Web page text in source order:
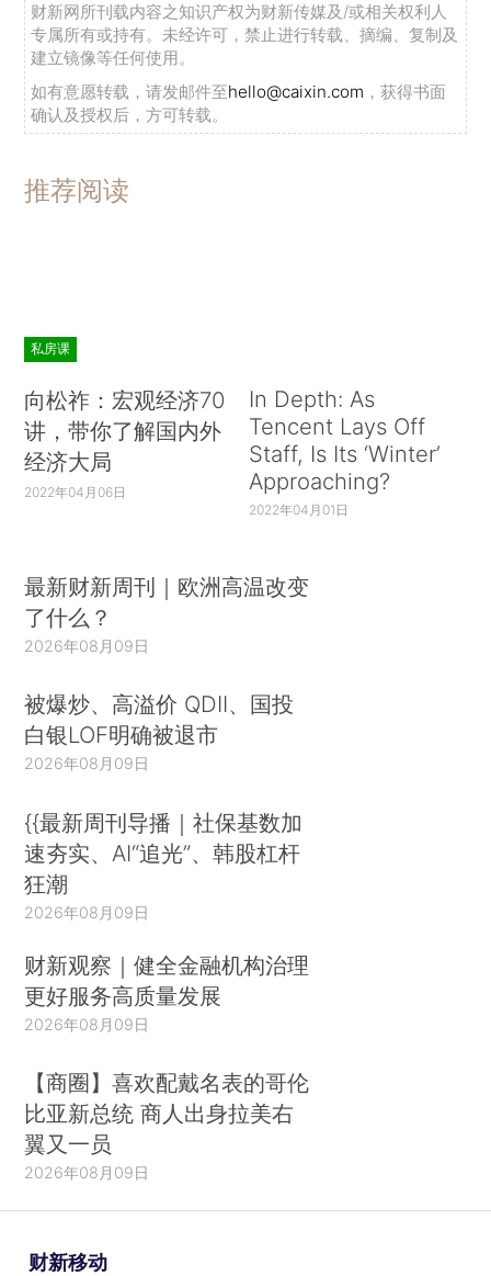
财新网所刊载内容之知识产权为财新传媒及/或相关权利人
专属所有或持有。未经许可，禁止进行转载、摘编、复制及
建立镜像等任何使用。
如有意愿转载，请发邮件至hello@caixin.com ，获得书面
确认及授权后，方可转载。
推荐阅读
私房课
向松祚：宏观经济70
讲，带你了解国内外
经济大局
2022年04月06日
In Depth: As
Tencent Lays Off
Staff, Is Its ‘Winter’
Approaching?
2022年04月01日
最新财新周刊｜欧洲高温改变
了什么？
2026年08月09日
被爆炒、高溢价 QDII、国投
白银LOF明确被退市
2026年08月09日
{{最新周刊导播｜社保基数加
速夯实、AI“追光”、韩股杠杆
狂潮
2026年08月09日
财新观察｜健全金融机构治理
更好服务高质量发展
2026年08月09日
【商圈】喜欢配戴名表的哥伦
比亚新总统 商人出身拉美右
翼又一员
2026年08月09日
财新移动